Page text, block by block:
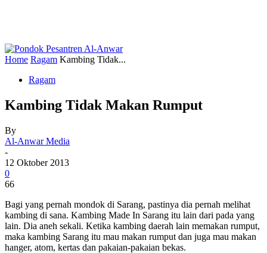
Home Ragam Kambing Tidak...
Ragam
Kambing Tidak Makan Rumput
By
Al-Anwar Media
-
12 Oktober 2013
0
66
Bagi yang pernah mondok di Sarang, pastinya dia pernah melihat
kambing di sana. Kambing Made In Sarang itu lain dari pada yang
lain. Dia aneh sekali. Ketika kambing daerah lain memakan rumput,
maka kambing Sarang itu mau makan rumput dan juga mau makan
hanger, atom, kertas dan pakaian-pakaian bekas.